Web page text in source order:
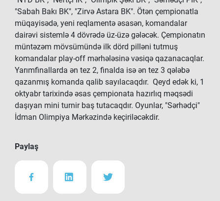
"Sabah Bakı BK", "Zirvə Astara BK". Ötən çempionatla
müqayisədə, yeni reqlamentə əsasən, komandalar
dairəvi sistemlə 4 dövrədə üz-üzə gələcək. Çempionatın
müntəzəm mövsümündə ilk dörd pilləni tutmuş
komandalar play-off mərhələsinə vəsiqə qazanacaqlar.
Yarımfinallarda ən tez 2, finalda isə ən tez 3 qələbə
qazanmış komanda qalib sayılacaqdır. Qeyd edək ki, 1
oktyabr tarixində əsas çempionata hazırlıq məqsədi
daşıyan mini turnir baş tutacaqdır. Oyunlar, "Sərhədçi"
İdman Olimpiya Mərkəzində keçiriləcəkdir.
Paylaş